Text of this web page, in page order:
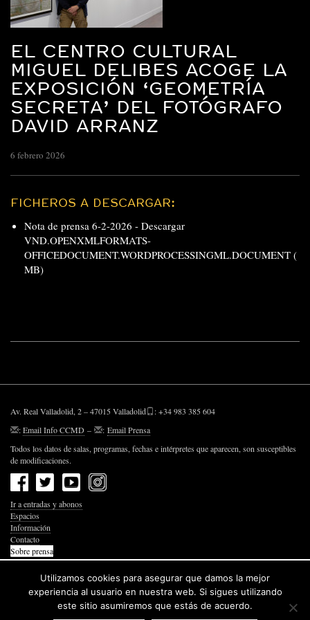
EL CENTRO CULTURAL
MIGUEL DELIBES ACOGE LA
EXPOSICIÓN ‘GEOMETRÍA
SECRETA’ DEL FOTÓGRAFO
DAVID ARRANZ
6 febrero 2026
FICHEROS A DESCARGAR:
Nota de prensa 6-2-2026 - Descargar
VND.OPENXMLFORMATS-
OFFICEDOCUMENT.WORDPROCESSINGML.DOCUMENT (
MB)
Av. Real Valladolid, 2 – 47015 Valladolid
: +34 983 385 604
:Email Info CCMD – : Email Prensa
Todos los datos de salas, programas, fechas e intérpretes que aparecen, son susceptibles
de modificaciones.
Ir a entradas y abonos
Espacios
Información
Contacto
Sobre prensa
Política de Privacidad
Política de Cookies
Accesibilidad Web
Utilizamos cookies para asegurar que damos la mejor
experiencia al usuario en nuestra web. Si sigues utilizando
este sitio asumiremos que estás de acuerdo.